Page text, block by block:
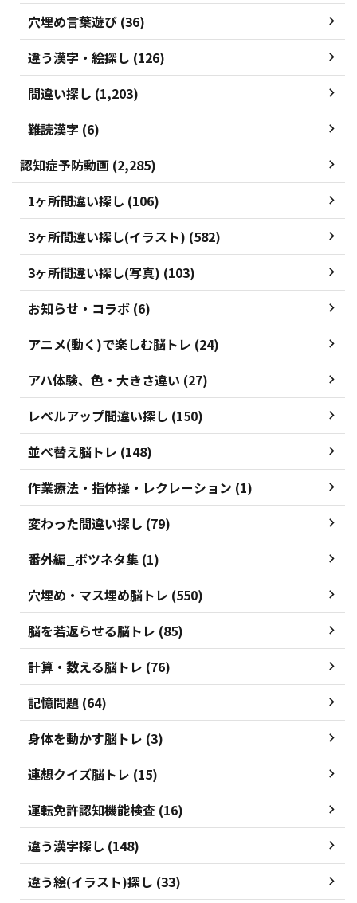
穴埋め言葉遊び (36)
違う漢字・絵探し (126)
間違い探し (1,203)
難読漢字 (6)
認知症予防動画 (2,285)
1ヶ所間違い探し (106)
3ヶ所間違い探し(イラスト) (582)
3ヶ所間違い探し(写真) (103)
お知らせ・コラボ (6)
アニメ(動く)で楽しむ脳トレ (24)
アハ体験、色・大きさ違い (27)
レベルアップ間違い探し (150)
並べ替え脳トレ (148)
作業療法・指体操・レクレーション (1)
変わった間違い探し (79)
番外編_ボツネタ集 (1)
穴埋め・マス埋め脳トレ (550)
脳を若返らせる脳トレ (85)
計算・数える脳トレ (76)
記憶問題 (64)
身体を動かす脳トレ (3)
連想クイズ脳トレ (15)
運転免許認知機能検査 (16)
違う漢字探し (148)
違う絵(イラスト)探し (33)